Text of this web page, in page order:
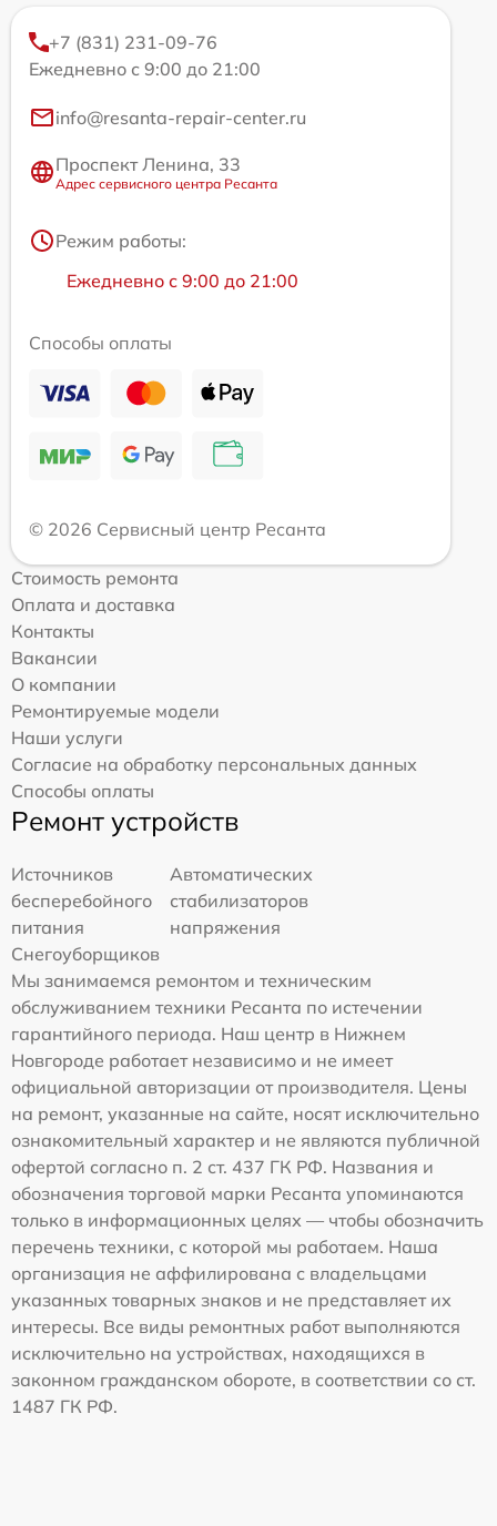
+7 (831) 231-09-76
Ежедневно с 9:00 до 21:00
info@resanta-repair-center.ru
Проспект Ленина, 33
Адрес сервисного центра Ресанта
Режим работы:
Ежедневно с 9:00 до 21:00
Способы оплаты
© 2026 Сервисный центр Ресанта
Стоимость ремонта
Оплата и доставка
Контакты
Вакансии
О компании
Ремонтируемые модели
Наши услуги
Согласие на обработку персональных данных
Способы оплаты
Ремонт устройств
Источников
бесперебойного
питания
Автоматических
стабилизаторов
напряжения
Снегоуборщиков
Мы занимаемся ремонтом и техническим
обслуживанием техники Ресанта по истечении
гарантийного периода. Наш центр в Нижнем
Новгороде работает независимо и не имеет
официальной авторизации от производителя. Цены
на ремонт, указанные на сайте, носят исключительно
ознакомительный характер и не являются публичной
офертой согласно п. 2 ст. 437 ГК РФ. Названия и
обозначения торговой марки Ресанта упоминаются
только в информационных целях — чтобы обозначить
перечень техники, с которой мы работаем. Наша
организация не аффилирована с владельцами
указанных товарных знаков и не представляет их
интересы. Все виды ремонтных работ выполняются
исключительно на устройствах, находящихся в
законном гражданском обороте, в соответствии со ст.
1487 ГК РФ.